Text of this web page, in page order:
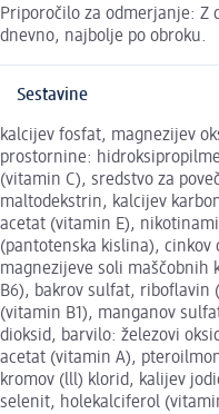
Priporočilo za odmerjanje: Z
dnevno, najbolje po obroku.
Sestavine
kalcijev fosfat, magnezijev
prostornine:
(vitamin C), sredstvo za
maltodekstrin, kalcijev
acetat (vitamin E),
(pantotenska kislina),
magnezijeve soli
B6), bakrov sulfat,
(vitamin B1), manganov
dioksid, barvilo: železovi
acetat (vitamin A),
kromov (lll) klorid, kalijev
selenit, holekalciferol